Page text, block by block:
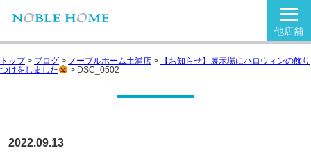
他店舗
トップ> ブログ > ノーブルホーム土浦店 >
【お知らせ】展示場にハロウィンの飾り
つけをしました
> DSC_0502
2022.09.13